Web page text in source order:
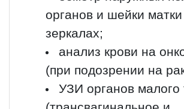
органов и шейки
зеркалах;
анализ крови на
(при подозрении на
УЗИ органов малого